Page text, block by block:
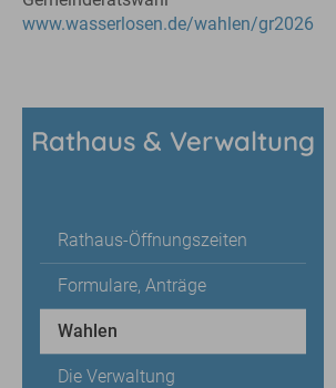
www.wasserlosen.de/wahlen/gr2026
Rathaus & Verwaltung
Rathaus-Öffnungszeiten
Formulare, Anträge
Wahlen
Die Verwaltung